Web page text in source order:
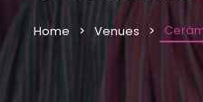
Home Venues